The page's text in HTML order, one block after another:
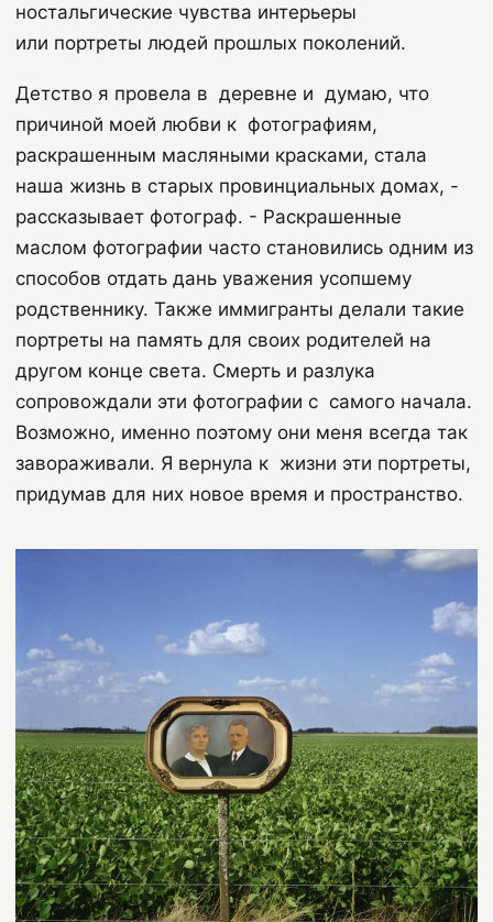
ностальгические чувства интерьеры
или портреты людей прошлых поколений.
Детство я провела в деревне и думаю, что
причиной моей любви к фотографиям,
раскрашенным масляными красками, стала
наша жизнь в старых провинциальных домах, -
рассказывает фотограф. - Раскрашенные
маслом фотографии часто становились одним из
способов отдать дань уважения усопшему
родственнику. Также иммигранты делали такие
портреты на память для своих родителей на
другом конце света. Смерть и разлука
сопровождали эти фотографии с самого начала.
Возможно, именно поэтому они меня всегда так
завораживали. Я вернула к жизни эти портреты,
придумав для них новое время и пространство.